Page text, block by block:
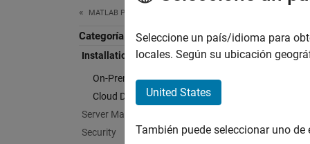
MATLAB Production Server
Categoría
Installation
On-Premises Installation
Cloud Deployment
Server Management
Security
Install
You
Seleccione un país/idioma para
locales. Según su ubicación
United States
También puede seleccionar uno